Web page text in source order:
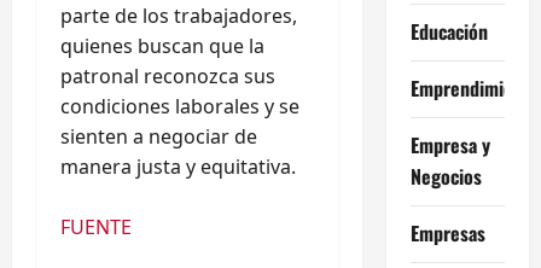
parte de los trabajadores,
quienes buscan que la
patronal reconozca sus
condiciones laborales y se
sienten a negociar de
manera justa y equitativa.
FUENTE
Educación
Emprendimiento
Empresa y
Negocios
Empresas